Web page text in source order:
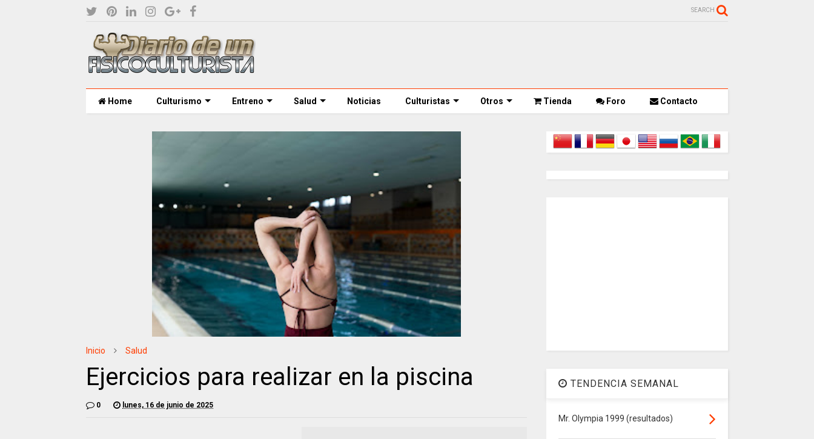
SEARCH
Home Culturismo Entreno Salud Noticias Culturistas Otros Tienda Foro Contacto
Inicio Salud
Ejercicios para realizar en la piscina
0 lunes, 16 de junio de 2025
TENDENCIA SEMANAL
Mr. Olympia 1999 (resultados)